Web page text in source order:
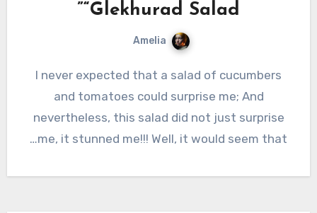
“Glekhurad Salad”
Amelia
I never expected that a salad of cucumbers
and tomatoes could surprise me; And
nevertheless, this salad did not just surprise
me, it stunned me!!! Well, it would seem that…